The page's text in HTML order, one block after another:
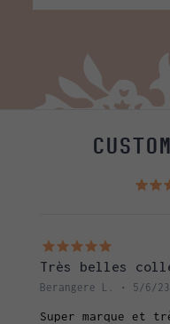
Très belles
Berangere L. • 5/6/23,
Super marque et